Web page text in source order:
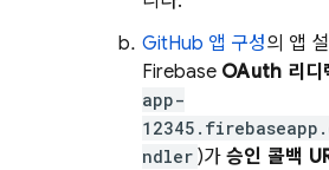
GitHub 앱 구성의 앱
Firebase OAuth 리디
app-
ndler )가 승인 콜백